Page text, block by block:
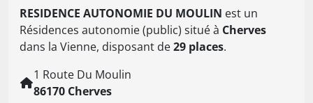
RESIDENCE AUTONOMIE DU MOULIN est un
Résidences autonomie (public) situé à Cherves
dans la Vienne, disposant de29 places.
1 Route Du Moulin
86170 Cherves